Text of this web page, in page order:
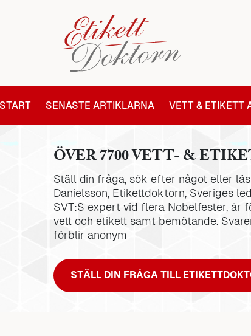
START SENASTE ARTIKLARNA VETT & ETIKETT
ÖVER 7700 VETT- &
Ställ din fråga, sök efter något eller
Danielsson, Etikettdoktorn, Sveriges
SVT:S expert vid flera Nobelfester, är
vett och etikett samt bemötande.
förblir anonym
STÄLL DIN FRÅGA TILL